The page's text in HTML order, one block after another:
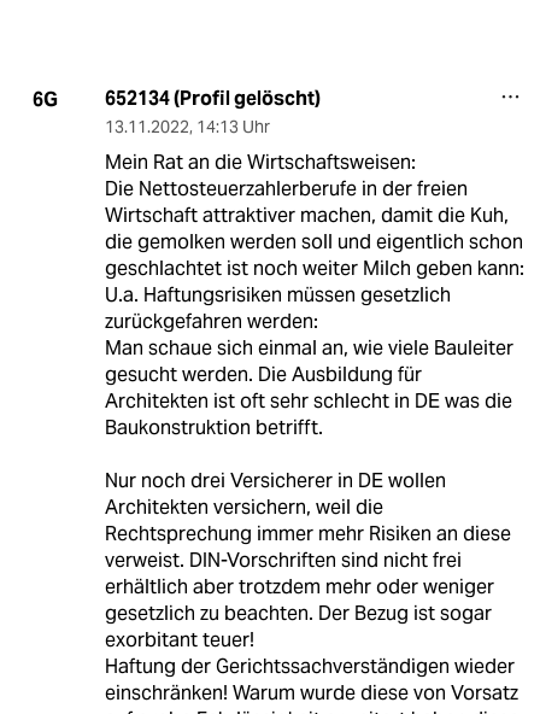
6G 652134 (Profil gelöscht)
13.11.2022, 14:13 Uhr
Mein Rat an die Wirtschaftsweisen:
Die Nettosteuerzahlerberufe in der freien
Wirtschaft attraktiver machen, damit die Kuh,
die gemolken werden soll und eigentlich schon
geschlachtet ist noch weiter Milch geben kann:
U.a. Haftungsrisiken müssen gesetzlich
zurückgefahren werden:
Man schaue sich einmal an, wie viele Bauleiter
gesucht werden. Die Ausbildung für
Architekten ist oft sehr schlecht in DE was die
Baukonstruktion betrifft.
Nur noch drei Versicherer in DE wollen
Architekten versichern, weil die
Rechtsprechung immer mehr Risiken an diese
verweist. DIN-Vorschriften sind nicht frei
erhältlich aber trotzdem mehr oder weniger
gesetzlich zu beachten. Der Bezug ist sogar
exorbitant teuer!
Haftung der Gerichtssachverständigen wieder
einschränken! Warum wurde diese von Vorsatz